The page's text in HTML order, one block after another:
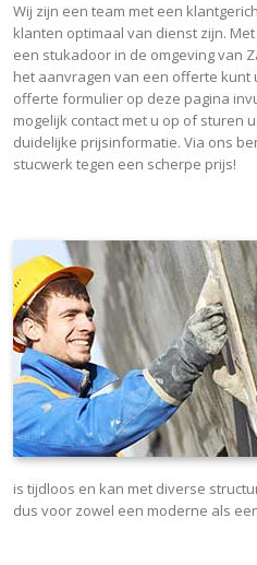
Wij zijn een team met een
klanten optimaal van dienst zijn.
een stukadoor in de omgeving van
het aanvragen van een offerte kunt
offerte formulier op deze pagina
mogelijk contact met u op of sturen
duidelijke prijsinformatie. Via ons
stucwerk tegen een scherpe prijs!
is tijdloos en kan met diverse
dus voor zowel een moderne als